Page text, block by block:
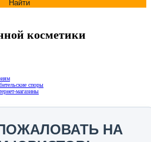
Найти
косметики
споры
магазины
НА